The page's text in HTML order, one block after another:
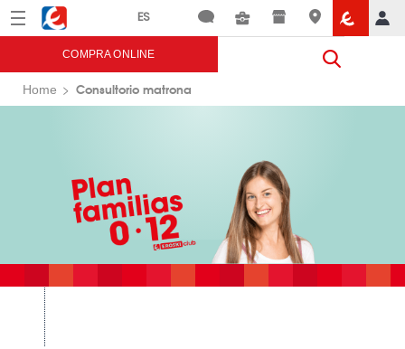
Menú Eroski
COMPRA ONLINE
Home Consultorio matrona